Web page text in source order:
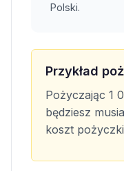
Polski.
Przykład
Pożyczając 1
będziesz
koszt